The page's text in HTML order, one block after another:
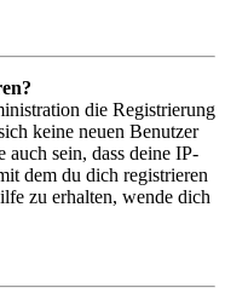
die Registrierung
keine neuen Benutzer
auch sein, dass deine IP-
dem du dich registrieren
zu erhalten, wende dich